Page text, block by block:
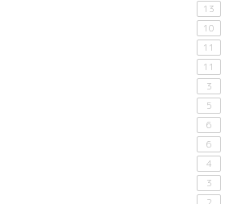
13
10
11
11
3
5
6
6
4
3